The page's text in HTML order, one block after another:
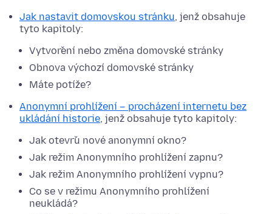
Jak nastavit domovskou stránku, jenž obsahuje
tyto kapitoly:
Vytvoření nebo změna domovské stránky
Obnova výchozí domovské stránky
Máte potíže?
Anonymní prohlížení – procházení internetu bez
ukládání historie, jenž obsahuje tyto kapitoly:
Jak otevřu nové anonymní okno?
Jak režim Anonymního prohlížení zapnu?
Jak režim Anonymního prohlížení vypnu?
Co se v režimu Anonymního prohlížení
neukládá?